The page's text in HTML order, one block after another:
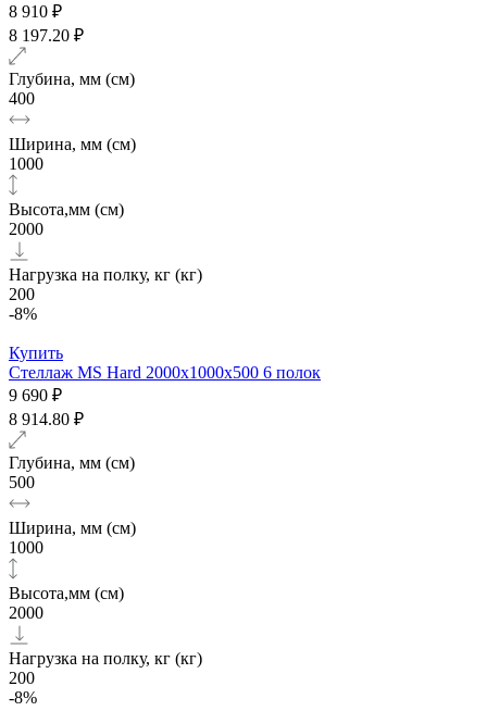
8 910 ₽
8 197.20 ₽
Глубина, мм (см)
400
Ширина, мм (см)
1000
Высота,мм (см)
2000
Нагрузка на полку, кг (кг)
200
-8%
Купить
Стеллаж MS Hard 2000х1000x500 6 полок
9 690 ₽
8 914.80 ₽
Глубина, мм (см)
500
Ширина, мм (см)
1000
Высота,мм (см)
2000
Нагрузка на полку, кг (кг)
200
-8%